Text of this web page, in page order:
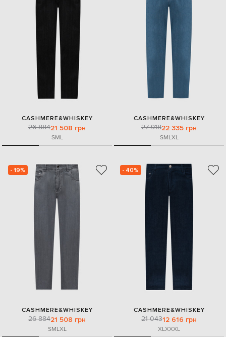
CASHMERE&WHISKEY
26 88421 508 грн
SML
CASHMERE&WHISKEY
27 91822 335 грн
SMLXL
- 19%
CASHMERE&WHISKEY
26 88421 508 грн
SMLXL
- 40%
CASHMERE&WHISKEY
21 04312 616 грн
XLXXXL